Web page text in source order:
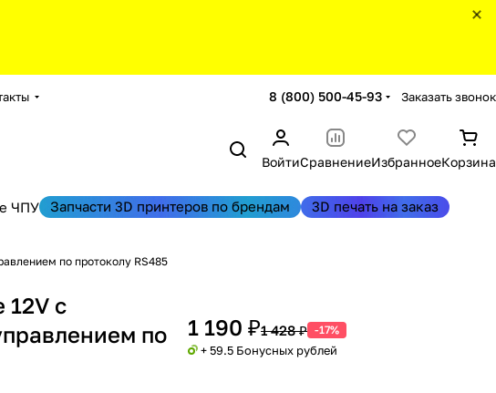
8 (800) 500-45-93 Заказать звонок
ВойтиСравнениеИзбранноеКорзина
ЧПУ Запчасти 3D принтеров по брендам 3D печать на заказ
по протоколу RS485
12V с
по
1 190 ₽1 428 ₽ -17%
+ 59.5 Бонусных рублей